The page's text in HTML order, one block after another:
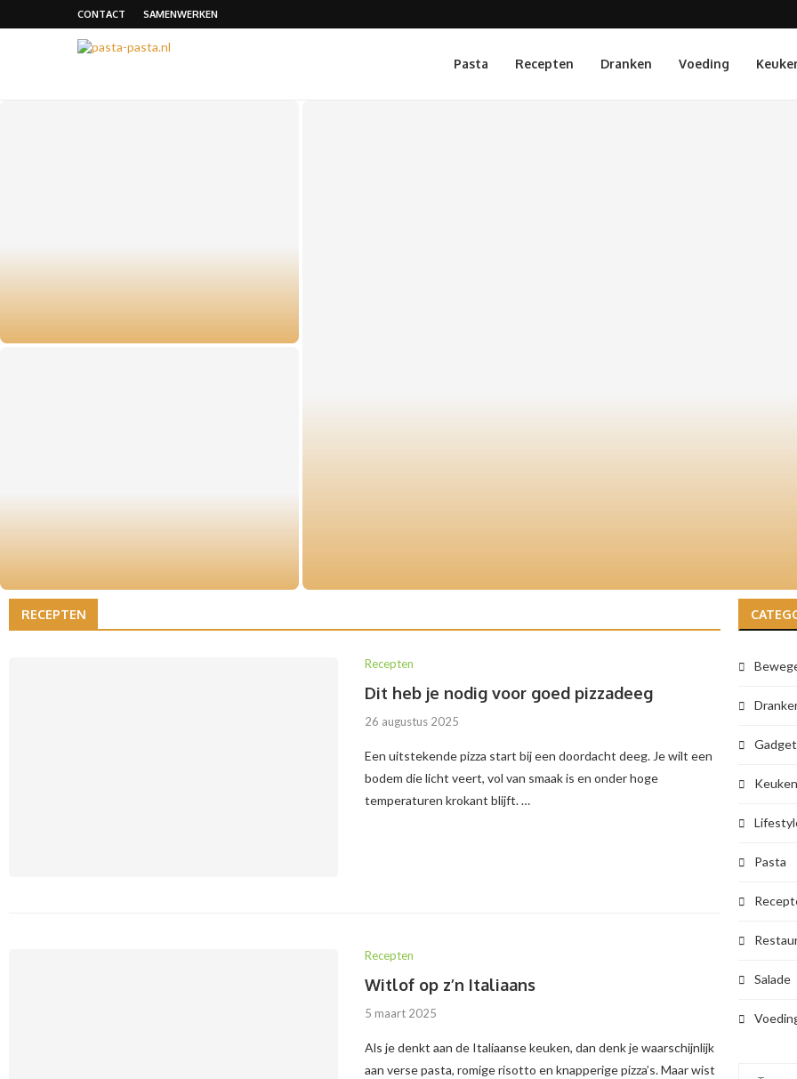
CONTACT SAMENWERKEN
Pasta Recepten Dranken Voeding
RECEPTEN
Recepten
Dit heb je nodig voor goed pizzadeeg
26 augustus 2025
Een uitstekende pizza start bij een doordacht deeg. Je wilt een
bodem die licht veert, vol van smaak is en onder hoge
temperaturen krokant blijft. …
Recepten
Witlof op z’n Italiaans
5 maart 2025
Als je denkt aan de Italiaanse keuken, dan denk je waarschijnlijk
aan verse pasta, romige risotto en knapperige pizza’s. Maar wist
Pasta
Salade